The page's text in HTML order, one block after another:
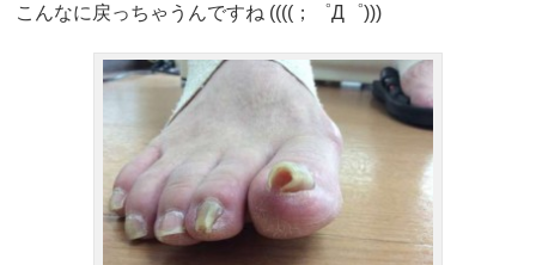
こんなに戻っちゃうんですね ((((；゜Д゜)))